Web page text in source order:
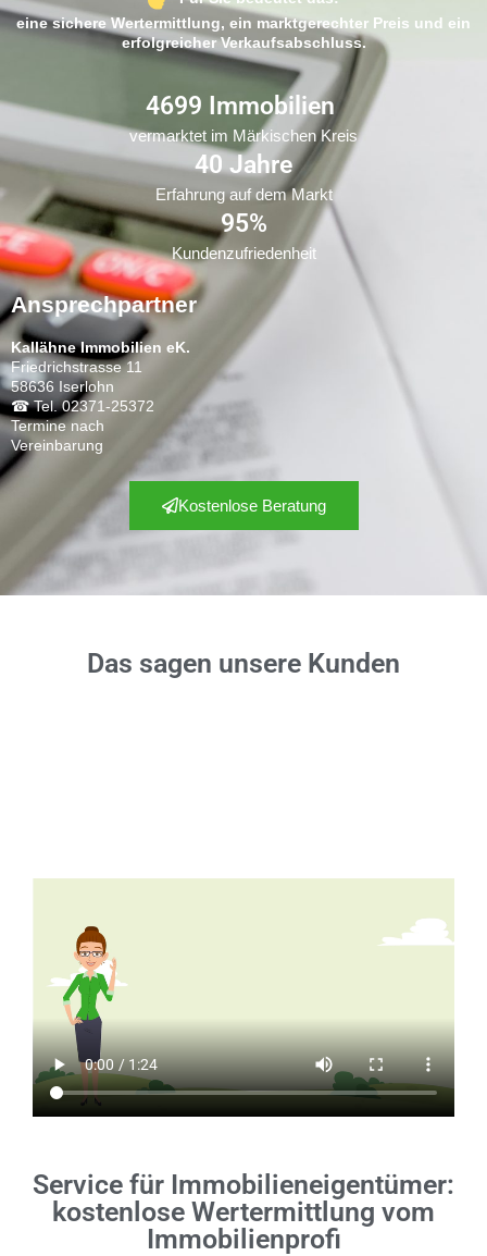
eine sichere Wertermittlung, ein marktgerechter Preis und ein
erfolgreicher Verkaufsabschluss.
vermarktet im Märkischen Kreis
6819 Immobilien
Erfahrung auf dem Markt
56 Jahre
Kundenzufriedenheit
99%
Ansprechpartner
Kallähne Immobilien eK.
Friedrichstrasse 11
58636 Iserlohn
☎ Tel. 02371-25372
Termine nach
Vereinbarung
Kostenlose Beratung
Das sagen unsere Kunden
Service für Immobilieneigentümer:
kostenlose Wertermittlung vom
Immobilienprofi